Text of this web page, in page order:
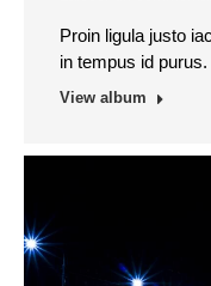
Proin ligula justo
in tempus id purus.
View album